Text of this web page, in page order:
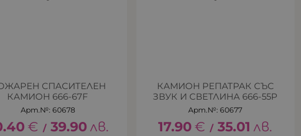
СПАСИТЕЛЕН
КАМИОН 666-67F
Арт.№: 60678
€ / 39.90лв.
КАМИОН РЕПАТРАК СЪС
ЗВУК И СВЕТЛИНА 666-55P
Арт.№: 60677
17.90€ / 35.01 лв.